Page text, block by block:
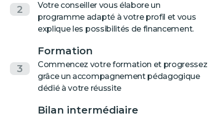
2
Votre conseiller vous élabore un
programme adapté à votre profil et vous
explique les possibilités de financement.
3
Formation
Commencez votre formation et progressez
grâce un accompagnement pédagogique
dédié à votre réussite
Bilan intermédiaire